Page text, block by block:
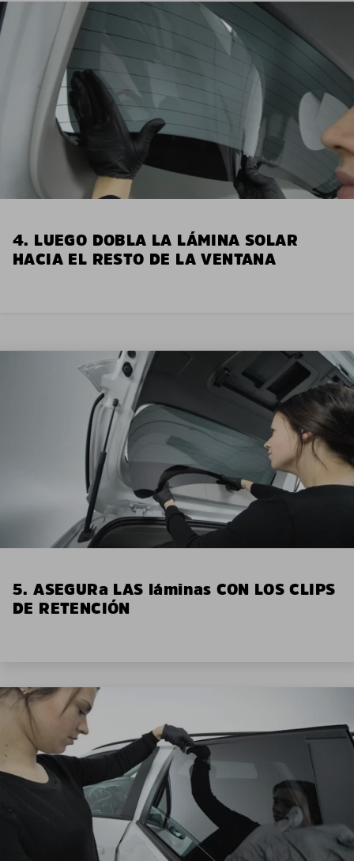
4. LUEGO DOBLA LA LÁMINA SOLAR
HACIA EL RESTO DE LA VENTANA
5. ASEGURa LAS láminas CON LOS CLIPS
DE RETENCIÓN